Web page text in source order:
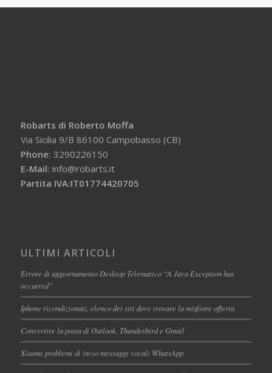
Robarts di Roberto Moffa
Via Sicilia 9/B 86100 Campobasso (CB)
Phone: 3290226150
E-Mail: info@robarts.it
Partita IVA:IT01774420705
ULTIMI ARTICOLI
Errore di aggiornamento Desktop Telematico “A Java Exception has
occurred”
Iphone ricondizionati, elenco dei siti dove trovare la migliore offerta
Convertire la posta di Outlook, Thunderbird e Gmail
Xiaomi problemi di invio messaggi vocali WhatsApp